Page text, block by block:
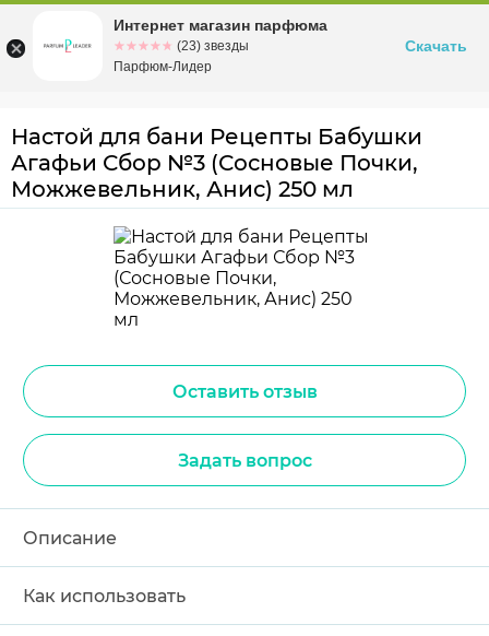
Омскул. Заозерная, 11, к. 1
Настой для бани Рецепты Бабушки
Агафьи Сбор №3 (Сосновые Почки,
Можжевельник, Анис) 250 мл
Оставить отзыв
Задать вопрос
Описание
Как использовать
Интернет магазин парфюма
☆☆☆☆☆
★★★★★ (23) звезды
Парфюм-Лидер
Скачать